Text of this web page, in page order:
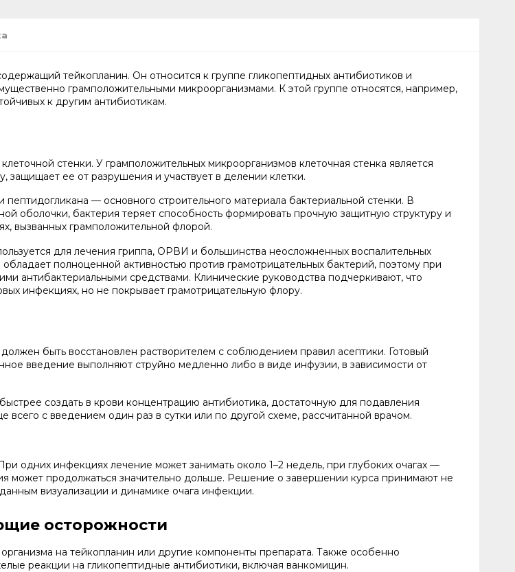
тейкопланин. Он относится к группе гликопептидных антибиотиков и
грамположительными микроорганизмами. К этой группе относятся, например,
к другим антибиотикам.
стенки. У грамположительных микроорганизмов клеточная стенка является
защищает ее от разрушения и участвует в делении клетки.
— основного строительного материала бактериальной стенки. В
оболочки, бактерия теряет способность формировать прочную защитную структуру и
вызванных грамположительной флорой.
для лечения гриппа, ОРВИ и большинства неосложненных воспалительных
полноценной активностью против грамотрицательных бактерий, поэтому при
антибактериальными средствами. Клинические руководства подчеркивают, что
инфекциях, но не покрывает грамотрицательную флору.
быть восстановлен растворителем с соблюдением правил асептики. Готовый
введение выполняют струйно медленно либо в виде инфузии, в зависимости от
создать в крови концентрацию антибиотика, достаточную для подавления
с введением один раз в сутки или по другой схеме, рассчитанной врачом.
одних инфекциях лечение может занимать около 1–2 недель, при глубоких очагах —
может продолжаться значительно дольше. Решение о завершении курса принимают не
визуализации и динамике очага инфекции.
осторожности
на тейкопланин или другие компоненты препарата. Также особенно
реакции на гликопептидные антибиотики, включая ванкомицин.